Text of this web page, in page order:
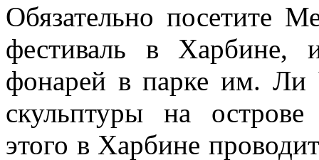
Обязательно посетите
фестиваль в Харбине,
фонарей в парке им. Ли
скульптуры на
этого в Харбине